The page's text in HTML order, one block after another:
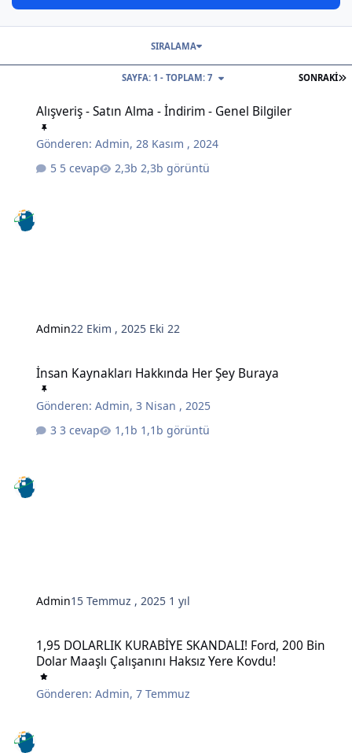
SONRAKI
SAYFA: 1 - TOPLAM: 7
SIRALAMA
Alışveriş - Satın Alma - İndirim - Genel Bilgiler
Gönderen:Admin,28 Kasım , 2024
5 cevap
2,3b görüntü
Admin22 Ekim , 2025 Eki 22
İnsan Kaynakları Hakkında Her Şey Buraya
Gönderen:Admin,3 Nisan , 2025
3 cevap
1,1b görüntü
Admin15 Temmuz , 2025 1 yıl
1,95 DOLARLIK KURABİYE SKANDALI! Ford, 200 Bin
Dolar Maaşlı Çalışanını Haksız Yere Kovdu!
Gönderen:Admin,7 Temmuz